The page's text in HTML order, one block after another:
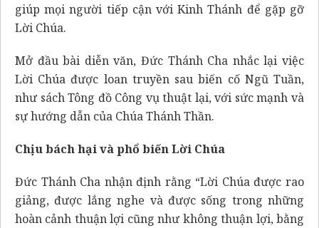
giúp mọi người tiếp cận với Kinh Thánh để gặp gỡ
Lời Chúa.
Mở đầu bài diễn văn, Đức Thánh Cha nhắc lại việc
Lời Chúa được loan truyền sau biến cố Ngũ Tuần,
như sách Tông đồ Công vụ thuật lại, với sức mạnh và
sự hướng dẫn của Chúa Thánh Thần.
Chịu bách hại và phổ biến Lời Chúa
Đức Thánh Cha nhận định rằng “Lời Chúa được rao
giảng, được lắng nghe và được sống trong những
hoàn cảnh thuận lợi cũng như không thuận lợi, bằng